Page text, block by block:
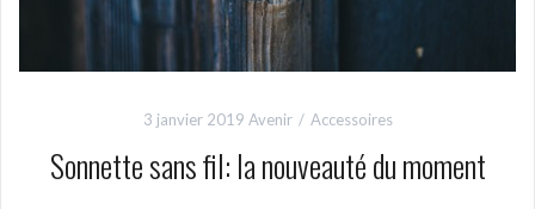
3 janvier 2019 Avenir Accessoires
Sonnette sans fil: la nouveauté du moment